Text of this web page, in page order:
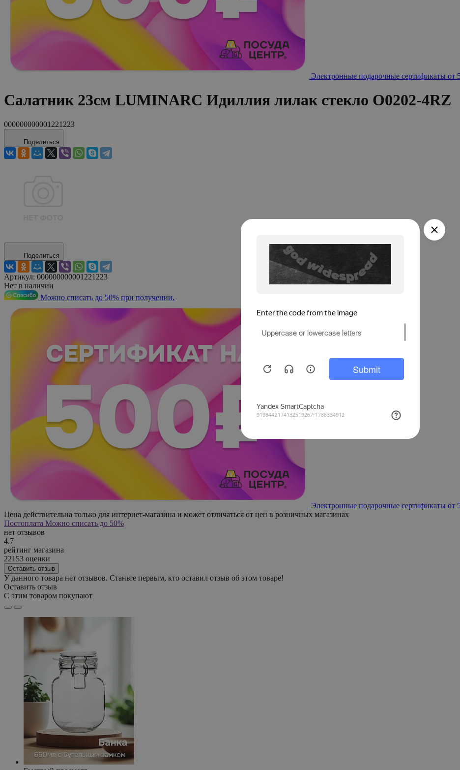
Электронные подарочные сертификаты от
Салатник 23см LUMINARC Идиллия лилак стекло O0202-4RZ
000000000001221223
Поделиться
Поделиться
Артикул: 000000000001221223
Нет в наличии
Можно списать до 50% при получении.
Электронные подарочные сертификаты от
Цена действительна только для интернет-магазина и может отличаться от цен в розничных магазинах
Постоплата Можно списать до 50%
нет отзывов
4.7
рейтинг магазина
22153 оценки
Оставить отзыв
У данного товара нет отзывов. Станьте первым, кто оставил отзыв об этом товаре!
Оставить отзыв
С этим товаром покупают